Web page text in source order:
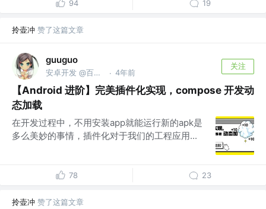
94 19
拎壶冲 赞了这篇文章
guuguo
安卓开发 @百应科技 · 4年前
关注
【Android 进阶】完美插件化实现，compose 开发动
态加载
在开发过程中，不用安装app就能运行新的apk是
多么美妙的事情，插件化对于我们的工程应用...
78 23
拎壶冲 赞了这篇文章